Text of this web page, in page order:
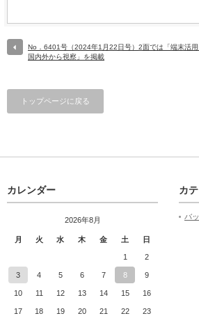
No．6401号（2024年1月22日号）2面では「端末活用
国内外から視察」を掲載
トップページに戻る
カレンダー
2026年8月
月 火 水 木 金 土 日
1 2
3 4 5 6 7 8 9
10 11 12 13 14 15 16
17 18 19 20 21 22 23
カ
バ